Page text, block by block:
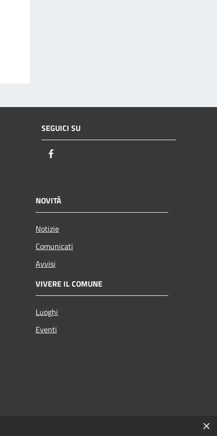
SEGUICI SU
NOVITÀ
Notizie
Comunicati
Avvisi
VIVERE IL COMUNE
Luoghi
Eventi
×